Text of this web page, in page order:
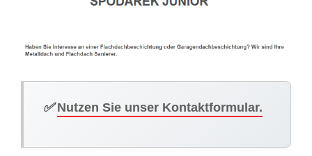
✅Nutzen Sie unser Kontaktformular.